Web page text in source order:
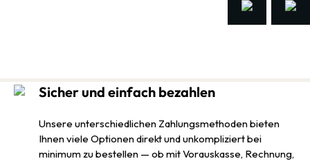
Sicher und einfach bezahlen
Unsere unterschiedlichen Zahlungsmethoden bieten
Ihnen viele Optionen direkt und unkompliziert bei
minimum zu bestellen — ob mit Vorauskasse, Rechnung,